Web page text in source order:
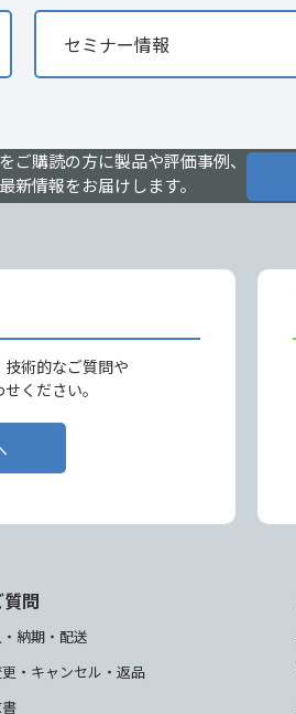
セミナー情報
ご購読の方に製品や評価事例、
新情報をお届けします。
術的なご質問や
ください。
問
納期・配送
・キャンセル・返品